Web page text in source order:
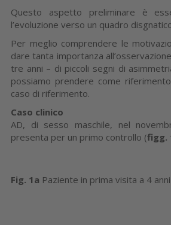
Questo aspetto preliminare è
l’evoluzione verso un quadro
Per meglio comprendere le
dare tanta importanza
tre anni – di piccoli segni di
possiamo prendere come
caso di riferimento.
Caso clinico
AD, di sesso maschile, nel
presenta per un primo controllo (figg.
Fig. 1a Paziente in prima visita a 4